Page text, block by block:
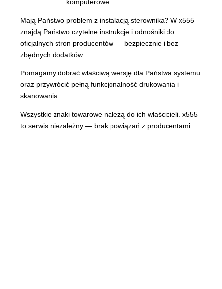
Mają Państwo problem z instalacją sterownika? W x555
znajdą Państwo czytelne instrukcje i odnośniki do
oficjalnych stron producentów — bezpiecznie i bez
zbędnych dodatków.
Pomagamy dobrać właściwą wersję dla Państwa systemu
oraz przywrócić pełną funkcjonalność drukowania i
skanowania.
Wszystkie znaki towarowe należą do ich właścicieli. x555
to serwis niezależny — brak powiązań z producentami.